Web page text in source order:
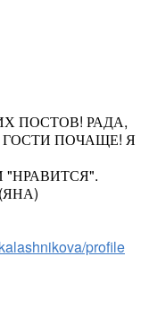
ПОСТОВ! РАДА,
ГОСТИ ПОЧАЩЕ! Я
profile